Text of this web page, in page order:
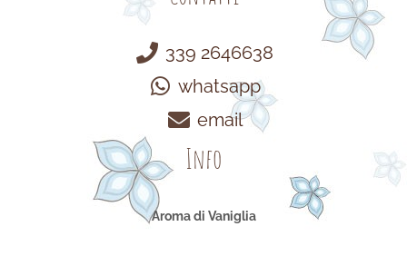
339 2646638
whatsapp
email
Info
Aroma di Vaniglia